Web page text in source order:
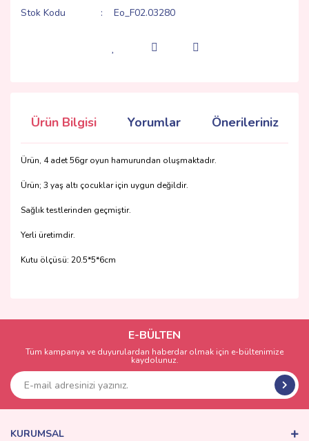
Stok Kodu
Eo_F02.03280
Ürün Bilgisi Yorumlar Önerileriniz
Ürün, 4 adet 56gr oyun hamurundan oluşmaktadır.
Ürün; 3 yaş altı çocuklar için uygun değildir.
Sağlık testlerinden geçmiştir.
Yerli üretimdir.
Kutu ölçüsü: 20.5*5*6cm
Yorum Yaz
kullanarak tarafımıza iletebilirsiniz.
Görüş ve önerileriniz için teşekkür ederiz.
Ürün açıklamasında eksik bilgiler bulunuyor.
Ürün bilgilerinde hatalar bulunuyor.
E-BÜLTEN
Tüm kampanya ve duyurulardan haberdar olmak için e-bültenimize
kaydolunuz.
KURUMSAL